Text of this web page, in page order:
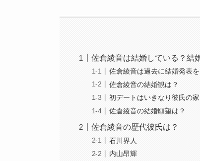
佐倉綾音は結婚している？結
佐倉綾音は過去に結婚発表を
佐倉綾音の結婚観は？
初デートはいきなり彼氏の家
佐倉綾音の結婚願望は？
佐倉綾音の歴代彼氏は？
石川界人
内山昂輝